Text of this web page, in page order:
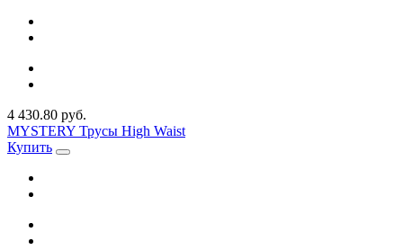
4 430.80 руб.
MYSTERY Трусы High Waist
Купить